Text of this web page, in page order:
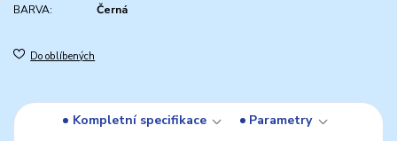
BARVA:
Černá
Do oblíbených
Kompletní specifikace
Parametry